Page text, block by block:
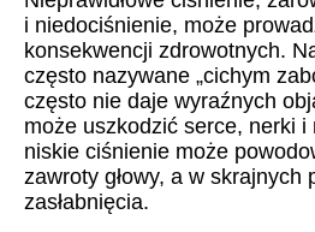
i niedociśnienie, może
konsekwencji zdrowotnych.
często nazywane „cichym
często nie daje wyraźnych
może uszkodzić serce, nerki
niskie ciśnienie może
zawroty głowy, a w skrajnych
zasłabnięcia.